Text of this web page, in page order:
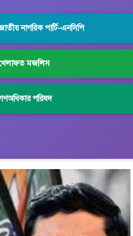
নাগরিক পার্টি-এনসিপি
মজলিস
পরিষদ